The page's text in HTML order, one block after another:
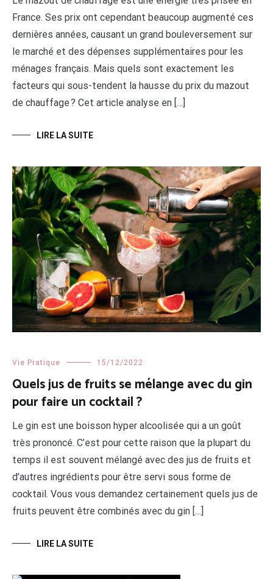
France. Ses prix ont cependant beaucoup augmenté ces
dernières années, causant un grand bouleversement sur
le marché et des dépenses supplémentaires pour les
ménages français. Mais quels sont exactement les
facteurs qui sous-tendent la hausse du prix du mazout
de chauffage ? Cet article analyse en […]
LIRE LA SUITE
Vie Pratique 15/12/2022
Quels jus de fruits se mélange avec du gin
pour faire un cocktail ?
Le gin est une boisson hyper alcoolisée qui a un goût
très prononcé. C’est pour cette raison que la plupart du
temps il est souvent mélangé avec des jus de fruits et
d’autres ingrédients pour être servi sous forme de
cocktail. Vous vous demandez certainement quels jus de
fruits peuvent être combinés avec du gin […]
LIRE LA SUITE